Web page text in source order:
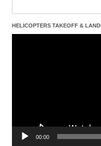
HELICOPTERS TAKEOFF &
00:00